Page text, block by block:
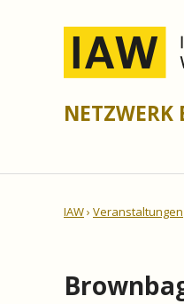
NETZWERK
IAW Veranstaltungen